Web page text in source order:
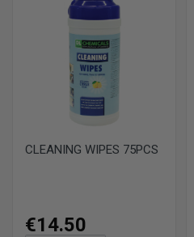
CLEANING WIPES 75PCS
€14.50